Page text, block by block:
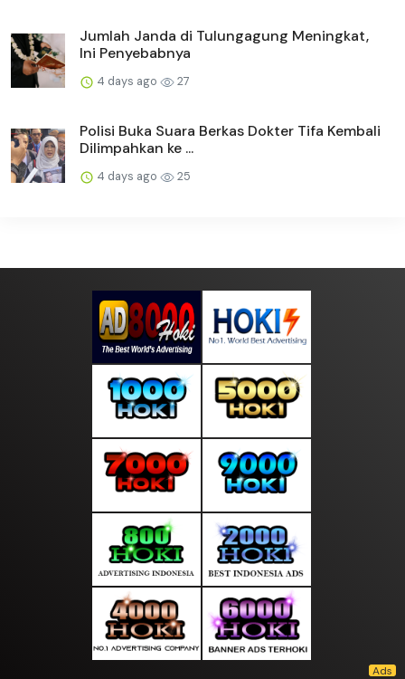
Jumlah Janda di Tulungagung Meningkat,
Ini Penyebabnya
4 days ago 27
Polisi Buka Suara Berkas Dokter Tifa Kembali
Dilimpahkan ke ...
4 days ago 25